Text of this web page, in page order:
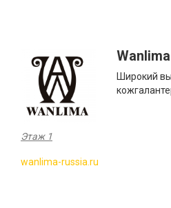
Wanlima
Широкий
Этаж 1
wanlima-russia.ru